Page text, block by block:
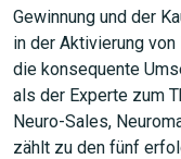
Gewinnung und der
in der Aktivierung
die konsequente
als der Experte zum
Neuro-Sales,
zählt zu den fünf